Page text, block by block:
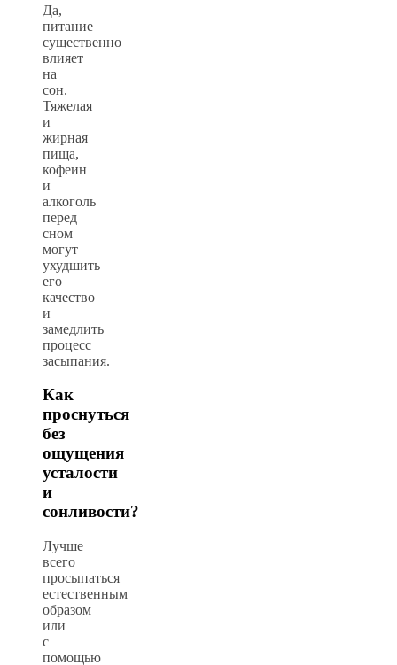
Да,
питание
существенно
влияет
на
сон.
Тяжелая
и
жирная
пища,
кофеин
и
алкоголь
перед
сном
могут
ухудшить
его
качество
и
замедлить
процесс
засыпания.
Как
проснуться
без
ощущения
усталости
и
сонливости?
Лучше
всего
просыпаться
естественным
образом
или
с
помощью